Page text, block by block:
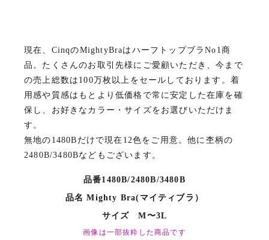
現在、CinqのMightyBraはハーフトップブラNo1商
品。たくさんのお取引先様にご愛顧いただき、今まで
の売上総数は100万枚以上をセールしております。着
用感や質感はもとより低価格で常に安定した在庫を確
保し、お好きなカラー・サイズをお選びいただけま
す。
無地の1480Bだけで現在12色をご用意。他に杢柄の
2480B/3480Bなどもございます。
品番1480B/2480B/3480B
品名 Mighty Bra(マイティブラ）
サイズ M〜3L
画像は一部抜粋した商品です